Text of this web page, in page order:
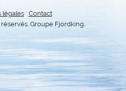
légales
Contact
Groupe Fjordking..